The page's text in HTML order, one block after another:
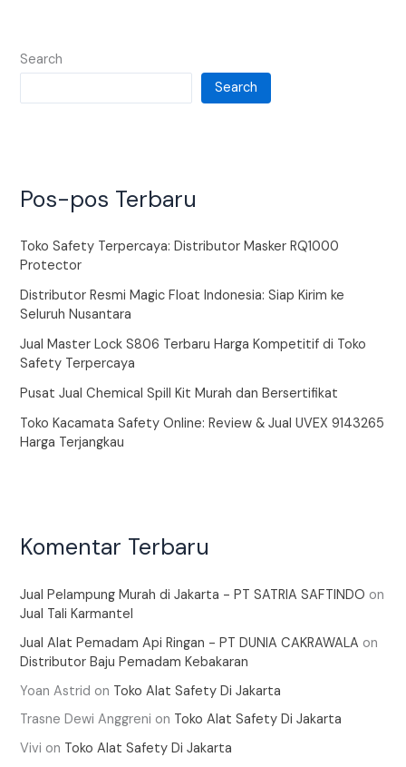
Search
Search
Pos-pos Terbaru
Toko Safety Terpercaya: Distributor Masker RQ1000
Protector
Distributor Resmi Magic Float Indonesia: Siap Kirim ke
Seluruh Nusantara
Jual Master Lock S806 Terbaru Harga Kompetitif di Toko
Safety Terpercaya
Pusat Jual Chemical Spill Kit Murah dan Bersertifikat
Toko Kacamata Safety Online: Review & Jual UVEX 9143265
Harga Terjangkau
Komentar Terbaru
Jual Pelampung Murah di Jakarta - PT SATRIA SAFTINDO on
Jual Tali Karmantel
Jual Alat Pemadam Api Ringan - PT DUNIA CAKRAWALA on
Distributor Baju Pemadam Kebakaran
Yoan Astrid on Toko Alat Safety Di Jakarta
Trasne Dewi Anggreni on Toko Alat Safety Di Jakarta
Vivi on Toko Alat Safety Di Jakarta